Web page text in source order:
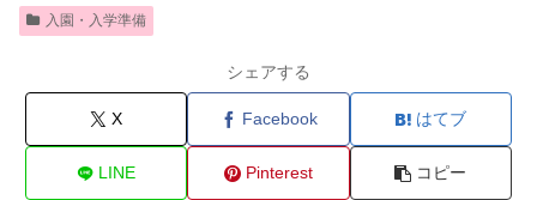
入園・入学準備
シェアする
X Facebook はてブ
LINE Pinterest コピー